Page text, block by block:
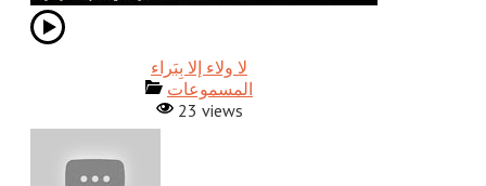
المسموعات
23 views